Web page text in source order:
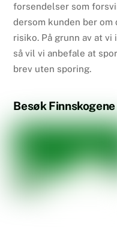
forsendelser som
dersom kunden ber
risiko. På grunn av at
så vil vi anbefale at
brev uten sporing.
Besøk Finnskogene